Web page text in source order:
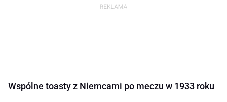
Wspólne toasty z Niemcami po meczu w 1933 roku